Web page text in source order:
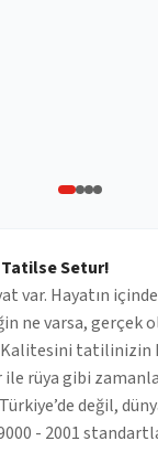
Setur!
var. Hayatın
ne varsa, gerçek
Kalitesini tatilinizin
ile rüya gibi
değil,
- 2001